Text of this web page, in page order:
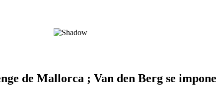
de Mallorca ; Van den Berg se